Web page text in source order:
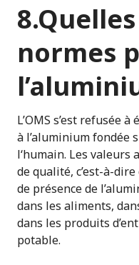
normes
L’OMS s’est refusée
à l’aluminium fondée
l‘humain. Les valeurs
de qualité, c’est-à-
de présence de
dans les aliments,
dans les produits
potable.